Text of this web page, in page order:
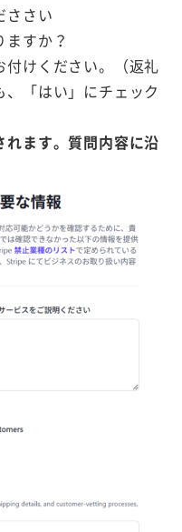
ささい
すか？
付けください。（返礼
、「はい」にチェック
ます。質問内容に沿